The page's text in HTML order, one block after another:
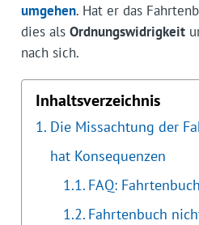
umgehen. Hat er das
dies als Ordnungswidrigkeit
nach sich.
Inhaltsverzeichnis
Die Missachtung der
hat Konsequenzen
FAQ:
Fahrtenbuch